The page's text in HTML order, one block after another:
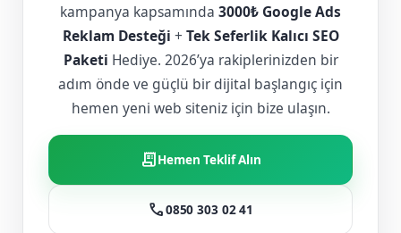
kampanya kapsamında 3000₺ Google Ads
Reklam Desteği + Tek Seferlik Kalıcı SEO
Paketi Hediye. 2026’ya rakiplerinizden bir
adım önde ve güçlü bir dijital başlangıç için
hemen yeni web siteniz için bize ulaşın.
receipt_longHemen Teklif Alın
call0850 303 02 41